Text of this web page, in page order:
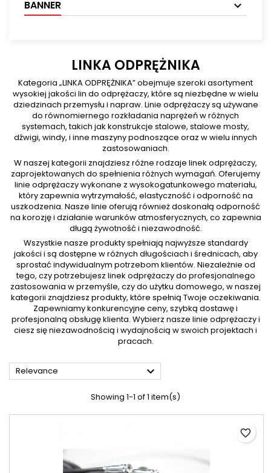
BANNER
LINKA ODPRĘŻNIKA
Kategoria „LINKA ODPRĘŻNIKA” obejmuje szeroki asortyment
wysokiej jakości lin do odprężaczy, które są niezbędne w wielu
dziedzinach przemysłu i napraw. Linie odprężaczy są używane
do równomiernego rozkładania naprężeń w różnych
systemach, takich jak konstrukcje stalowe, stalowe mosty,
dźwigi, windy, i inne maszyny podnoszące oraz w wielu innych
zastosowaniach.
W naszej kategorii znajdziesz różne rodzaje linek odprężaczy,
zaprojektowanych do spełnienia różnych wymagań. Oferujemy
linie odprężaczy wykonane z wysokogatunkowego materiału,
który zapewnia wytrzymałość, elastyczność i odporność na
uszkodzenia. Nasze linie oferują również doskonałą odporność
na korozję i działanie warunków atmosferycznych, co zapewnia
długą żywotność i niezawodność.
Wszystkie nasze produkty spełniają najwyższe standardy
jakości i są dostępne w różnych długościach i średnicach, aby
sprostać indywidualnym potrzebom klientów. Niezależnie od
tego, czy potrzebujesz linek odprężaczy do profesjonalnego
zastosowania w przemyśle, czy do użytku domowego, w naszej
kategorii znajdziesz produkty, które spełnią Twoje oczekiwania.
Zapewniamy konkurencyjne ceny, szybką dostawę i
profesjonalną obsługę klienta. Wybierz nasze linie odprężaczy i
ciesz się niezawodnością i wydajnością w swoich projektach i
pracach.
Relevance 
Showing 1-1 of 1 item(s)
favorite_border